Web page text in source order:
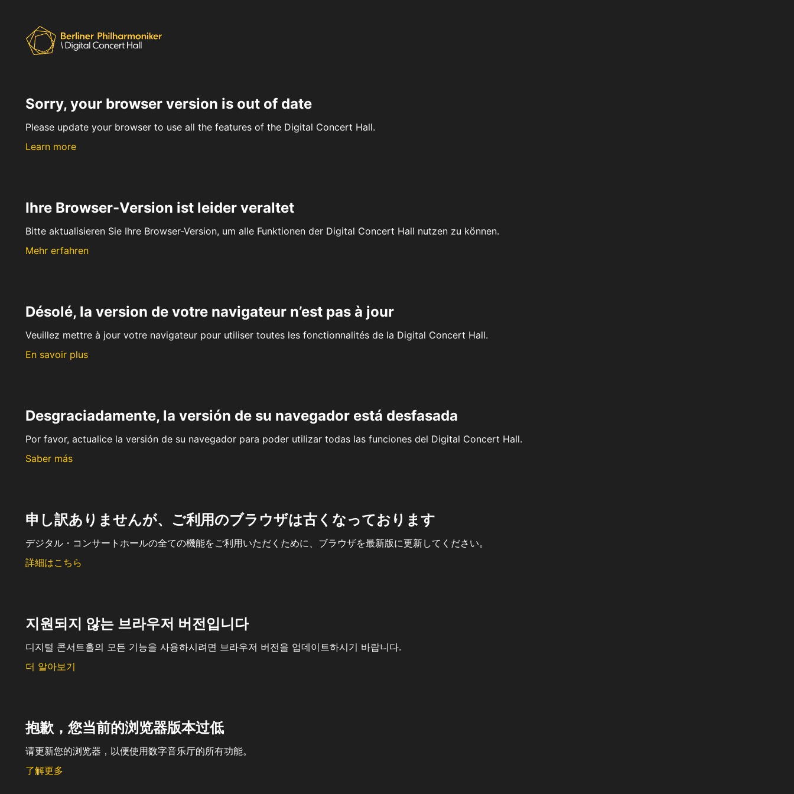
Sorry, your browser version is out of date
Please update your browser to use all the features of the Digital Concert Hall.
Learn more
Ihre Browser-Version ist leider veraltet
Bitte aktualisieren Sie Ihre Browser-Version, um alle Funktionen der Digital Concert Hall nutzen zu können.
Mehr erfahren
Désolé, la version de votre navigateur n’est pas à jour
Veuillez mettre à jour votre navigateur pour utiliser toutes les fonctionnalités de la Digital Concert Hall.
En savoir plus
Desgraciadamente, la versión de su navegador está desfasada
Por favor, actualice la versión de su navegador para poder utilizar todas las funciones del Digital Concert Hall.
Saber más
申し訳ありませんが、ご利用のブラウザは古くなっております
デジタル・コンサートホールの全ての機能をご利用いただくために、ブラウザを最新版に更新してください。
詳細はこちら
지원되지 않는 브라우저 버전입니다
디지털 콘서트홀의 모든 기능을 사용하시려면 브라우저 버전을 업데이트하시기 바랍니다.
더 알아보기
抱歉，您当前的浏览器版本过低
请更新您的浏览器，以便使用数字音乐厅的所有功能。
了解更多